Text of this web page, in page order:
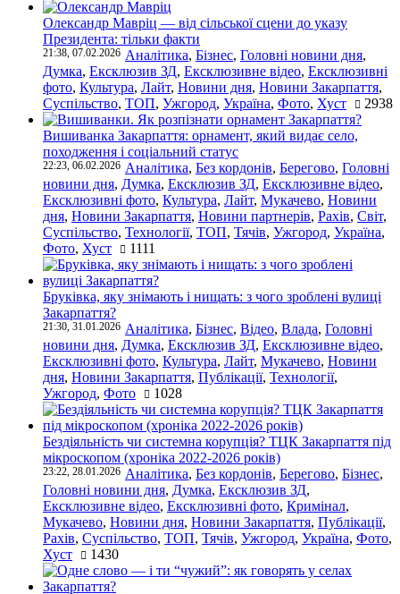
Олександр Мавріц — від сільської сцени до указу
Президента: тільки факти
21:38, 07.02.2026 Аналітика, Бізнес, Головні новини дня,
Думка, Ексклюзив ЗД, Ексклюзивне відео, Ексклюзивні
фото, Культура, Лайт, Новини дня, Новини Закарпаття,
Суспільство, ТОП, Ужгород, Україна, Фото, Хуст 2938
Вишиванка Закарпаття: орнамент, який видає село,
походження і соціальний статус
22:23, 06.02.2026 Аналітика, Без кордонів, Берегово, Головні
новини дня, Думка, Ексклюзив ЗД, Ексклюзивне відео,
Ексклюзивні фото, Культура, Лайт, Мукачево, Новини
дня, Новини Закарпаття, Новини партнерів, Рахів, Світ,
Суспільство, Технології, ТОП, Тячів, Ужгород, Україна,
Фото, Хуст 1111
Бруківка, яку знімають і нищать: з чого зроблені вулиці
Закарпаття?
21:30, 31.01.2026 Аналітика, Бізнес, Відео, Влада, Головні
новини дня, Думка, Ексклюзив ЗД, Ексклюзивне відео,
Ексклюзивні фото, Культура, Лайт, Мукачево, Новини
дня, Новини Закарпаття, Публікації, Технології,
Ужгород, Фото 1028
Бездіяльність чи системна корупція? ТЦК Закарпаття під
мікроскопом (хроніка 2022-2026 років)
23:22, 28.01.2026 Аналітика, Без кордонів, Берегово, Бізнес,
Головні новини дня, Думка, Ексклюзив ЗД,
Ексклюзивне відео, Ексклюзивні фото, Кримінал,
Мукачево, Новини дня, Новини Закарпаття, Публікації,
Рахів, Суспільство, ТОП, Тячів, Ужгород, Україна, Фото,
Хуст
1430